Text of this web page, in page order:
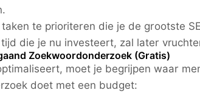
te prioriteren die je de grootste
die je nu investeert, zal later
Zoekwoordonderzoek (Gratis)
moet je begrijpen waar
doet met een budget: